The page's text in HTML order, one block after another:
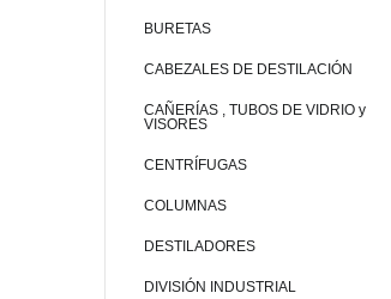
BURETAS
CABEZALES DE DESTILACIÓN
CAÑERÍAS , TUBOS DE VIDRIO y
VISORES
CENTRÍFUGAS
COLUMNAS
DESTILADORES
DIVISIÓN INDUSTRIAL